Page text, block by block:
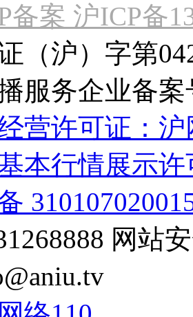
备案 沪ICP备
（沪）字第
服务企业备案
营许可证：
本行情展示许
网站